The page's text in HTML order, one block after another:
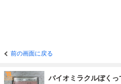
前の画面に戻る
バイオミラクルぼく